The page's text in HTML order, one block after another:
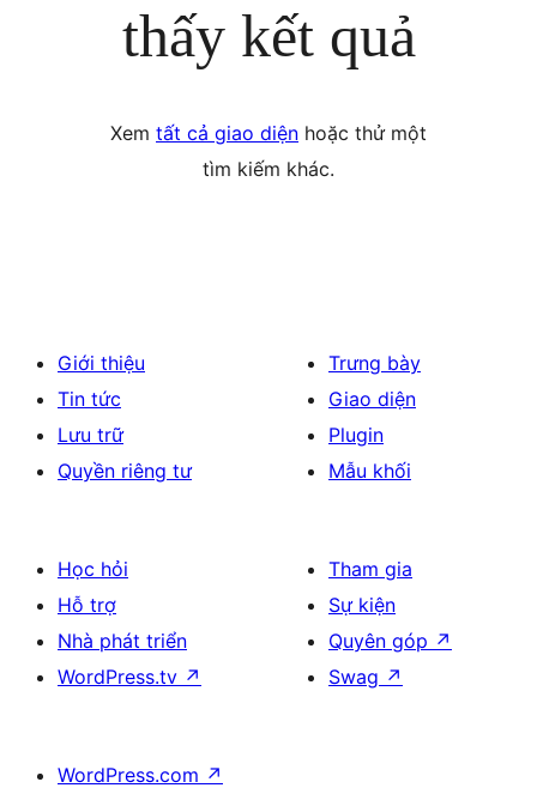
thấy kết quả
Xem tất cả giao diện hoặc thử một
tìm kiếm khác.
Giới thiệu
Tin tức
Lưu trữ
Quyền riêng tư
Trưng bày
Giao diện
Plugin
Mẫu khối
Học hỏi
Hỗ trợ
Nhà phát triển
WordPress.tv ↗
Tham gia
Sự kiện
Quyên góp ↗
Swag ↗
WordPress.com ↗